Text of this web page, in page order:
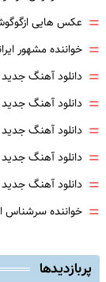
= عکس هایی
= خواننده مشهور
= دانلود آهنگ
= دانلود آهنگ
= دانلود آهنگ
= دانلود آهنگ
= دانلود آهنگ
= خواننده سرشناس
پربازدیدها